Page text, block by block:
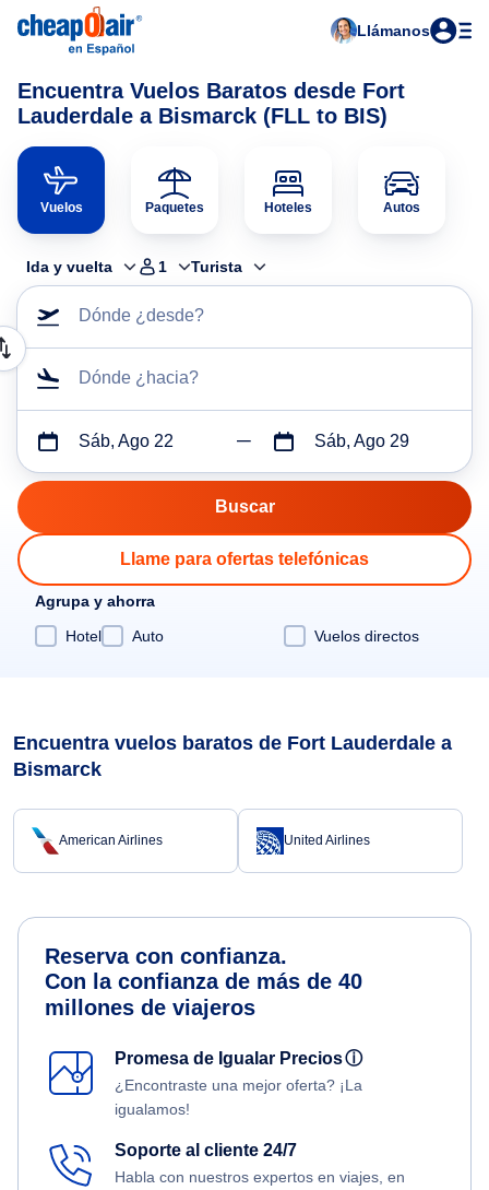
Llámanos
Encuentra Vuelos Baratos desde Fort
Lauderdale a Bismarck (FLL to BIS)
Vuelos Paquetes Hoteles Autos
Ida y vuelta 1 Turista
Dónde ¿desde?
Dónde ¿hacia?
Sáb, Ago 22 Sáb, Ago 29
Llame para ofertas telefónicas
Agrupa y ahorra
Hotel
Auto Vuelos directos
Encuentra vuelos baratos de Fort Lauderdale a
Bismarck
American Airlines United Airlines
Reserva con confianza.
Con la confianza de más de 40
millones de viajeros
Promesa de Igualar Preciosⓘ
¿Encontraste una mejor oferta? ¡La
igualamos!
Soporte al cliente 24/7
Habla con nuestros expertos en viajes, en